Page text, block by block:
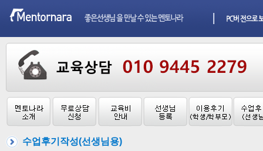
수업후기작성(선생님용)